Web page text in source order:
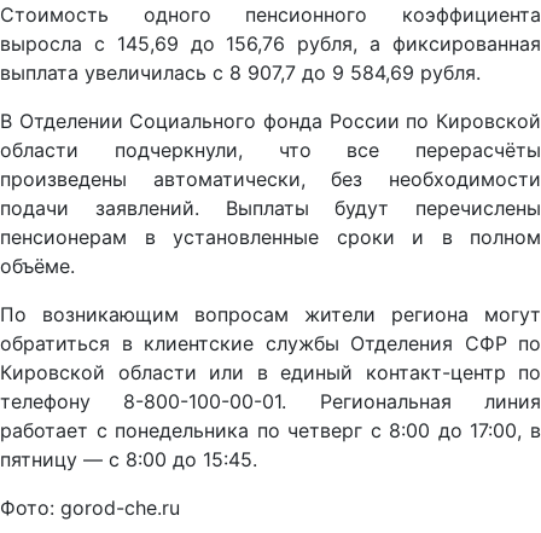
Стоимость одного пенсионного коэффициента
выросла с 145,69 до 156,76 рубля, а фиксированная
выплата увеличилась с 8 907,7 до 9 584,69 рубля.
В Отделении Социального фонда России по Кировской
области подчеркнули, что все перерасчёты
произведены автоматически, без необходимости
подачи заявлений. Выплаты будут перечислены
пенсионерам в установленные сроки и в полном
объёме.
По возникающим вопросам жители региона могут
обратиться в клиентские службы Отделения СФР по
Кировской области или в единый контакт-центр по
телефону 8-800-100-00-01. Региональная линия
работает с понедельника по четверг с 8:00 до 17:00, в
пятницу — с 8:00 до 15:45.
Фото: gorod-che.ru